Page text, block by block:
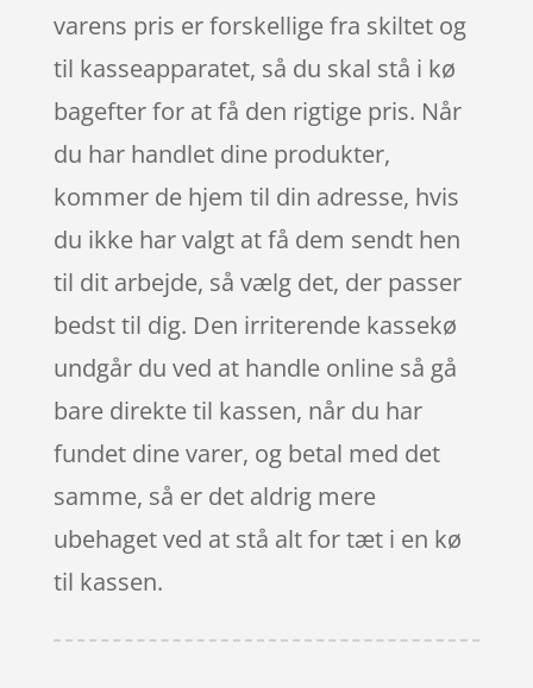
varens pris er forskellige fra skiltet og
til kasseapparatet, så du skal stå i kø
bagefter for at få den rigtige pris. Når
du har handlet dine produkter,
kommer de hjem til din adresse, hvis
du ikke har valgt at få dem sendt hen
til dit arbejde, så vælg det, der passer
bedst til dig. Den irriterende kassekø
undgår du ved at handle online så gå
bare direkte til kassen, når du har
fundet dine varer, og betal med det
samme, så er det aldrig mere
ubehaget ved at stå alt for tæt i en kø
til kassen.